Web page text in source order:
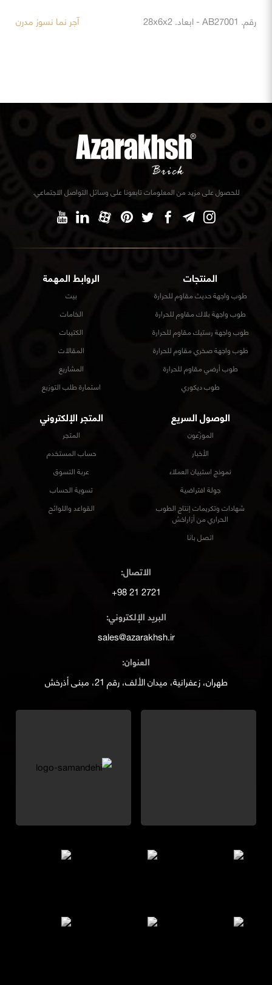
رقم. AB27001 - ابعاد. 28x6x2 آجر نما نسوز مدرن
المنتجات
طوب واجهة حديث مقاوم للحرارة
طوب واجهة بلاك مقاوم للحرارة
طوب واجهة رستيك مقاوم للحرارة
طوب واجهة صخري مقاوم للحرارة
طوب أرضي مقاوم للحرارة
طوب ديكوري
الروابط المهمة
بيت
الخامات
الكتيبات
المقالات
المشاريع
استمارة طلب التوزيع
للحصول على مزيد من المعلومات تابعونا على وسائل التواصل الاجتماعي.
الوصول السريع
الموزّعون
الأخبار
نموذج استبيان العملاء
جولة افتراضية
شهادات وتكريمات إنتاج الطوب
الحراري من أزاراخش
اتصل بانا
المتجر الإلكتروني
المتجر
حساب المستخدم
عربة التسوق
تسوية الحساب
القواعد واللوائح
الاتصال:
2721 21 98+
البريد الإلكتروني:
sales@azarakhsh.ir
العنوان:
طهران، زعفرانية، ميدان الألف، رقم 21، مبنى أذرخش